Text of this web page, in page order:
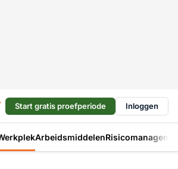
Start gratis proefperiode Inloggen
Arbeidsmiddelen